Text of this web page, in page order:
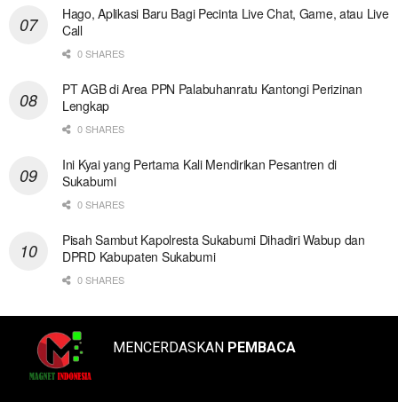
Hago, Aplikasi Baru Bagi Pecinta Live Chat, Game, atau Live
Call
0 SHARES
PT AGB di Area PPN Palabuhanratu Kantongi Perizinan
Lengkap
0 SHARES
Ini Kyai yang Pertama Kali Mendirikan Pesantren di
Sukabumi
0 SHARES
Pisah Sambut Kapolresta Sukabumi Dihadiri Wabup dan
DPRD Kabupaten Sukabumi
0 SHARES
MENCERDASKAN PEMBACA